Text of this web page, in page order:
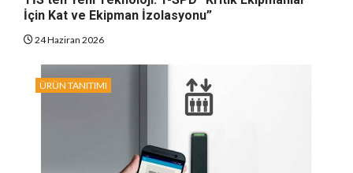
İçin Kat ve Ekipman İzolasyonu”
24 Haziran 2026
ÜRÜN TANITIMI